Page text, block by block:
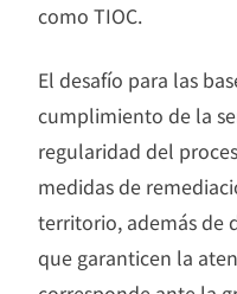
como TIOC.
El desafío para las
cumplimiento de la
regularidad del
medidas de
territorio, además de
que garanticen la